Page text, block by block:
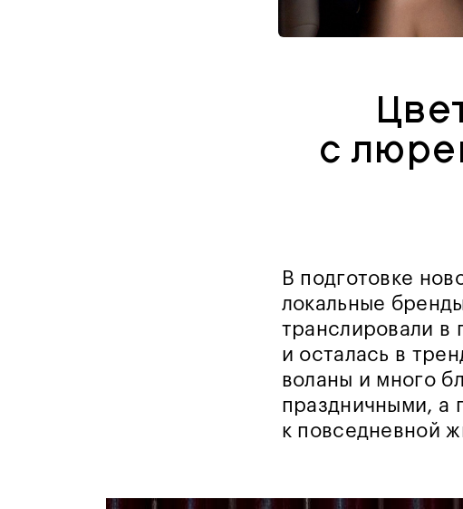
с
В подготовке
локальные
транслировали в
и осталась в
воланы и много
праздничными, а
к повседневной